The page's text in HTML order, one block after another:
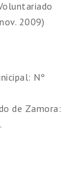
nov. 2009)
Nº
de Zamora: